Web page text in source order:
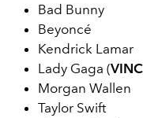
Bad Bunny
Beyoncé
Kendrick Lamar
Lady Gaga (
Morgan Wallen
Taylor Swift